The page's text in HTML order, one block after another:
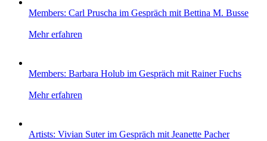
Members: Carl Pruscha im Gespräch mit Bettina M. Busse
Mehr erfahren
Members: Barbara Holub im Gespräch mit Rainer Fuchs
Mehr erfahren
Artists: Vivian Suter im Gespräch mit Jeanette Pacher